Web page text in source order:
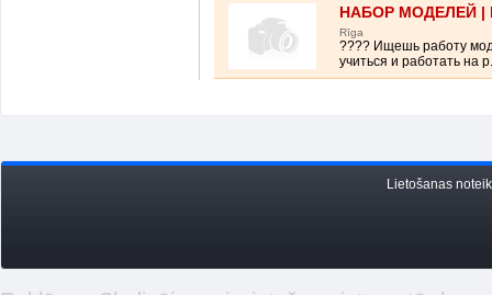
НАБОР МОДЕЛЕЙ |
Rīga
???? Ищешь работу
учиться и работать на
Lietošanas